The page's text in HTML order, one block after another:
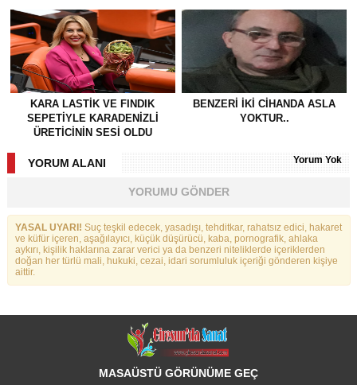
KARA LASTİK VE FINDIK
SEPETİYLE KARADENİZLİ
ÜRETİCİNİN SESİ OLDU
BENZERI IKI CIHANDA ASLA
YOKTUR..
YORUM ALANI Yorum Yok
YORUMU GÖNDER
YASAL UYARI! Suç teşkil edecek, yasadışı, tehditkar, rahatsız edici, hakaret
ve küfür içeren, aşağılayıcı, küçük düşürücü, kaba, pornografik, ahlaka
aykırı, kişilik haklarına zarar verici ya da benzeri niteliklerde içeriklerden
doğan her türlü mali, hukuki, cezai, idari sorumluluk içeriği gönderen kişiye
aittir.
MASAÜSTÜ GÖRÜNÜME GEÇ